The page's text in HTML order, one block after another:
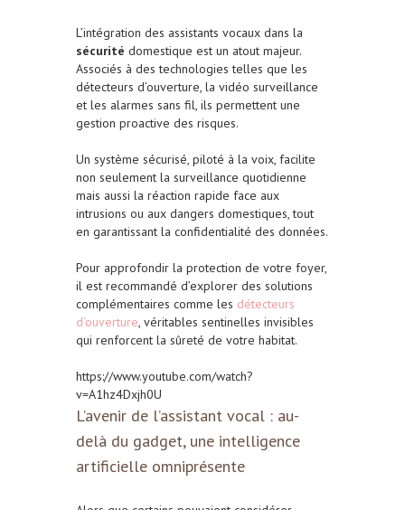
L’intégration des assistants vocaux dans la
sécurité domestique est un atout majeur.
Associés à des technologies telles que les
détecteurs d’ouverture, la vidéo surveillance
et les alarmes sans fil, ils permettent une
gestion proactive des risques.
Un système sécurisé, piloté à la voix, facilite
non seulement la surveillance quotidienne
mais aussi la réaction rapide face aux
intrusions ou aux dangers domestiques, tout
en garantissant la confidentialité des données.
Pour approfondir la protection de votre foyer,
il est recommandé d’explorer des solutions
complémentaires comme les détecteurs
d’ouverture, véritables sentinelles invisibles
qui renforcent la sûreté de votre habitat.
https://www.youtube.com/watch?
v=A1hz4Dxjh0U
L’avenir de l’assistant vocal : au-
delà du gadget, une intelligence
artificielle omniprésente